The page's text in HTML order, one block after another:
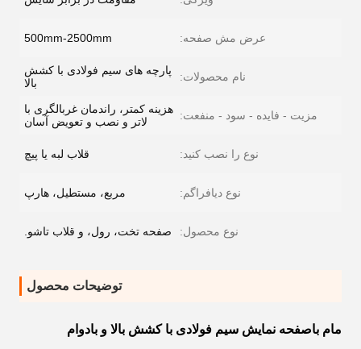
عرض مش صفحه: 500mm-2500mm
نام محصولات:
پارچه های سیم فولادی با کشش
بالا
مزیت - فایده - سود - منفعت: هزینه کمتر، راندمان غربالگری با
لاتر و نصب و تعویض آسان
نوع را نصب کنید: قلاب لبه یا پیچ
نوع دیافراگم: مربع، مستطیل، هارپ
نوع محصول: صفحه تخت، رول، و قلاب تاشو.
توضیحات محصول
مام باصفحه نمایش سیم فولادی با کشش بالا و بادوام